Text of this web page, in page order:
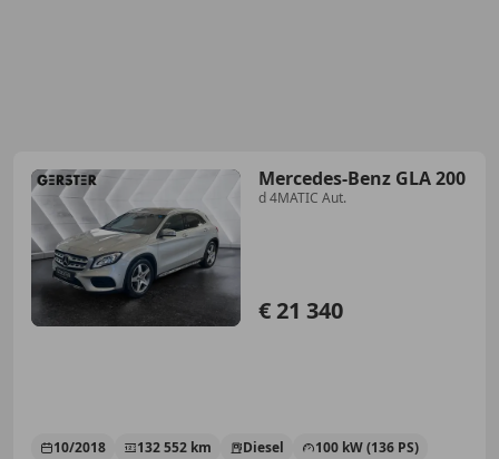
Mercedes-Benz GLA 200
d 4MATIC Aut.
€ 21 340
10/2018 132 552 km Diesel
100 kW (136 PS)